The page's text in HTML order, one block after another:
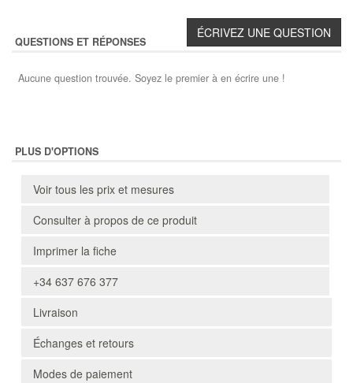
QUESTIONS ET RÉPONSES
Aucune question trouvée. Soyez le premier à en écrire une !
PLUS D'OPTIONS
Voir tous les prix et mesures
Consulter à propos de ce produit
Imprimer la fiche
+34 637 676 377
Livraison
Échanges et retours
Modes de paiement